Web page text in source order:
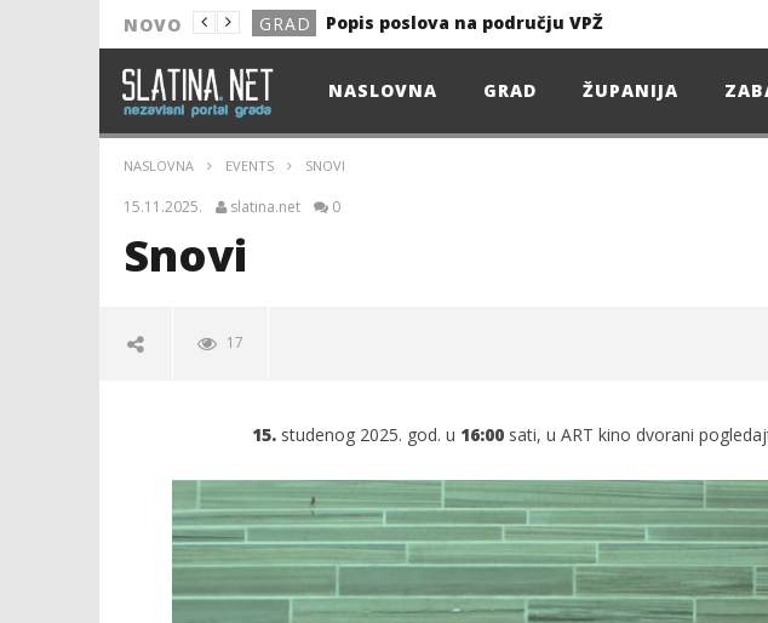
NOVO GRAD
Popis poslova na području VPŽ
NOVO
NOVO
GRAD
Popis poslova na području VPŽ
NASLOVNA GRAD ŽUPANIJA
NASLOVNA EVENTS SNOVI
15.11.2025. slatina.net 0
Snovi
17
TRENUTNO OTVORENO
15. studenog 2025. god. u 16:00 sati, u ART kino dvorani